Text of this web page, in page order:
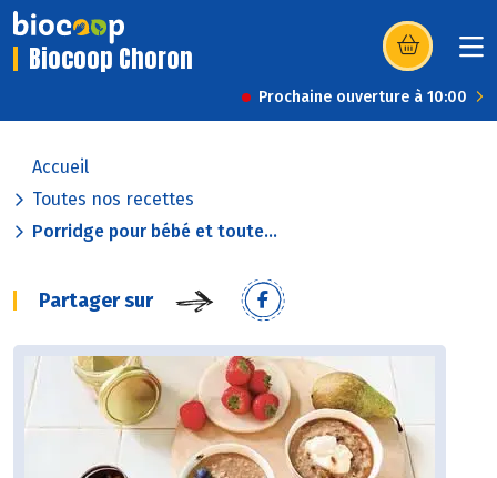
Biocoop Choron (s’ouvre dans
Prochaine ouverture à 10:00
Accueil
Toutes nos recettes
Porridge pour bébé et toute...
Partager sur